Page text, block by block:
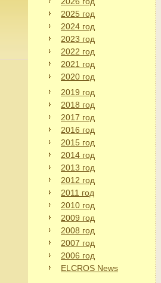
2025 год
2024 год
2023 год
2022 год
2021 год
2020 год
2019 год
2018 год
2017 год
2016 год
2015 год
2014 год
2013 год
2012 год
2011 год
2010 год
2009 год
2008 год
2007 год
2006 год
ELCROS News